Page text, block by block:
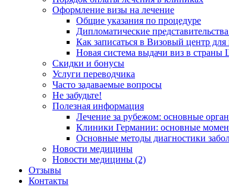
Оформление визы на лечение
Общие указания по процедуре
Дипломатические
Как записаться в Визовый центр
Новая система выдачи виз в страны
Скидки и бонусы
Услуги переводчика
Часто задаваемые вопросы
Не забудьте!
Полезная информация
Лечение за рубежом: основные
Клиники Германии: основные
Основные методы диагностики
Новости медицины
Новости медицины (2)
Отзывы
Контакты